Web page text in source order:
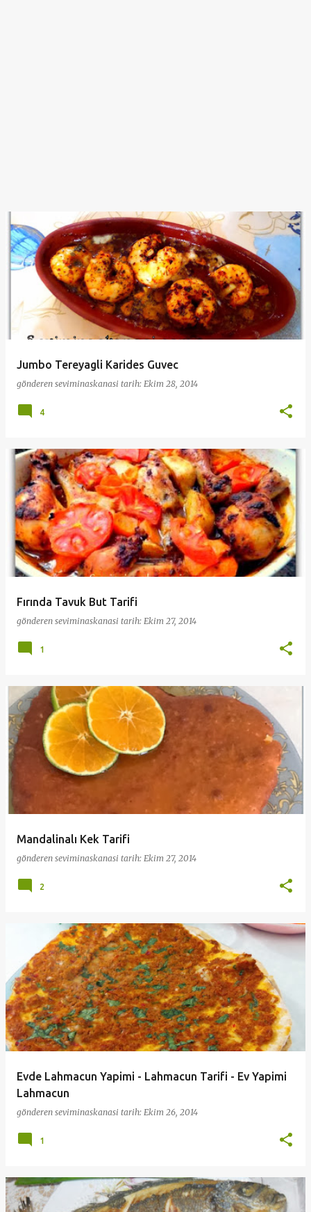
Jumbo Tereyagli Karides Guvec
gönderen seviminaskanasi tarih: Ekim 28, 2014
4
Fırında Tavuk But Tarifi
gönderen seviminaskanasi tarih: Ekim 27, 2014
1
Mandalinalı Kek Tarifi
gönderen seviminaskanasi tarih: Ekim 27, 2014
2
Evde Lahmacun Yapimi - Lahmacun Tarifi - Ev Yapimi
Lahmacun
gönderen seviminaskanasi tarih: Ekim 26, 2014
1